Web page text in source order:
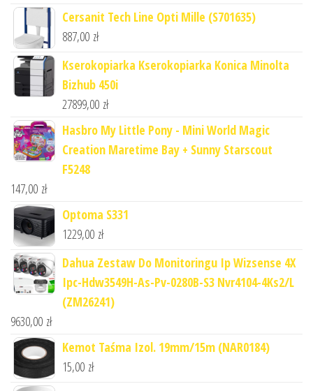
Cersanit Tech Line Opti Mille (S701635)
887,00 zł
Kserokopiarka Kserokopiarka Konica Minolta
Bizhub 450i
27899,00 zł
Hasbro My Little Pony - Mini World Magic
Creation Maretime Bay + Sunny Starscout
F5248
147,00 zł
Optoma S331
1229,00 zł
Dahua Zestaw Do Monitoringu Ip Wizsense 4X
Ipc-Hdw3549H-As-Pv-0280B-S3 Nvr4104-4Ks2/L
(ZM26241)
9630,00 zł
Kemot Taśma Izol. 19mm/15m (NAR0184)
15,00 zł